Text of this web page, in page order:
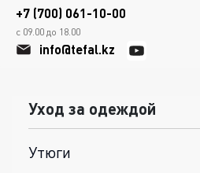
+7 (700) 061-10-00
с 09.00 до 18.00
info@tefal.kz
Уход за одеждой
Утюги